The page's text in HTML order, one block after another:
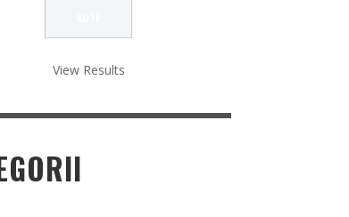
View Results